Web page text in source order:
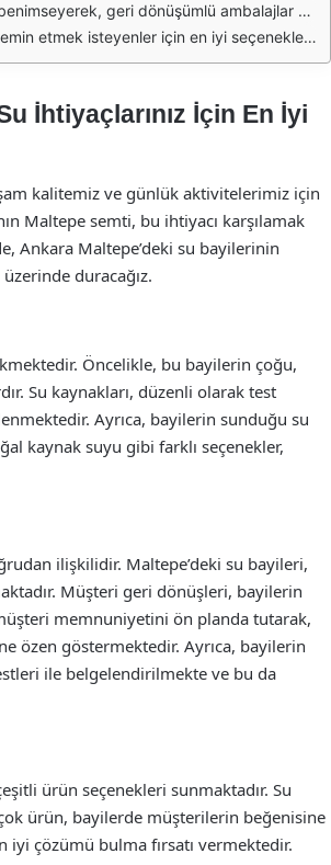
tüketicilerin çevre bilincini artırmaktadır. Su bayileri, çevreye duyarlı hizmet anlayışları ile de takdir toplamaktadır.
Maltepe’deki bu bayiler, hem ürün çeşitliliği hem de müşteri odaklı hizmet anlayışı ile su ihtiyaçlarınızı karşılamak için ideal bir tercihtir.
İhtiyaçlarınız İçin En İyi
kalitemiz ve günlük aktivitelerimiz için
Maltepe semti, bu ihtiyacı karşılamak
Ankara Maltepe’deki su bayilerinin
duracağız.
Öncelikle, bu bayilerin çoğu,
Su kaynakları, düzenli olarak test
Ayrıca, bayilerin sunduğu su
kaynak suyu gibi farklı seçenekler,
ilişkilidir. Maltepe’deki su bayileri,
Müşteri geri dönüşleri, bayilerin
memnuniyetini ön planda tutarak,
özen göstermektedir. Ayrıca, bayilerin
ile belgelendirilmekte ve bu da
ürün seçenekleri sunmaktadır. Su
ürün, bayilerde müşterilerin beğenisine
çözümü bulma fırsatı vermektedir.